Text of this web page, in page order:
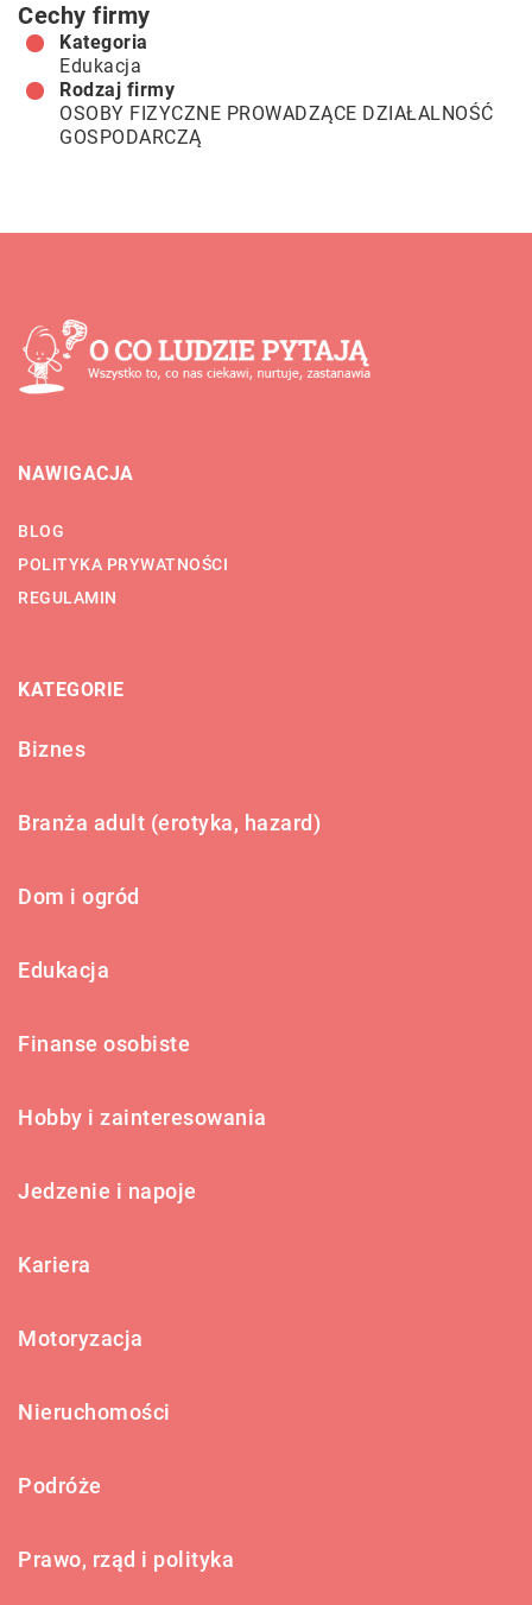
Cechy firmy
Kategoria
Edukacja
Rodzaj firmy
OSOBY FIZYCZNE PROWADZĄCE DZIAŁALNOŚĆ
GOSPODARCZĄ
NAWIGACJA
BLOG
POLITYKA PRYWATNOŚCI
REGULAMIN
KATEGORIE
Biznes
Branża adult (erotyka, hazard)
Dom i ogród
Edukacja
Finanse osobiste
Hobby i zainteresowania
Jedzenie i napoje
Kariera
Motoryzacja
Nieruchomości
Podróże
Prawo, rząd i polityka